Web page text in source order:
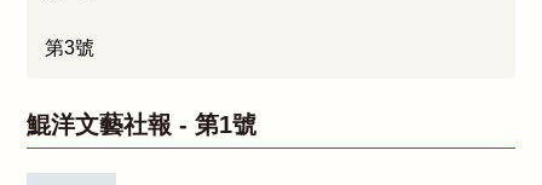
第3號
鯤洋文藝社報 -第1號